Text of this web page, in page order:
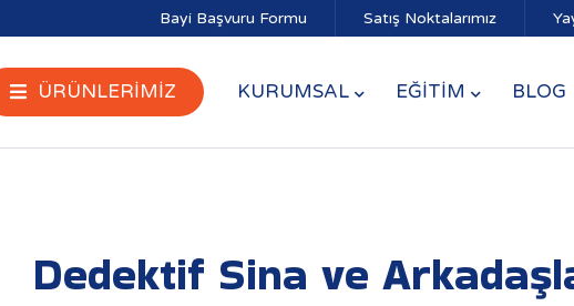
Bayi Başvuru Formu Satış Noktalarımız
ÜRÜNLERİMİZ KURUMSAL EĞİTİM BLOG
Dedektif Sina ve